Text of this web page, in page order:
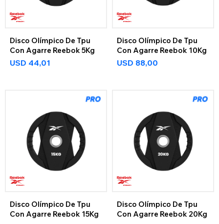
Disco Olímpico De Tpu
Con Agarre Reebok 5Kg
USD 44,01
Disco Olímpico De Tpu
Con Agarre Reebok 10Kg
USD 88,00
Disco Olímpico De Tpu
Con Agarre Reebok 15Kg
Disco Olímpico De Tpu
Con Agarre Reebok 20Kg